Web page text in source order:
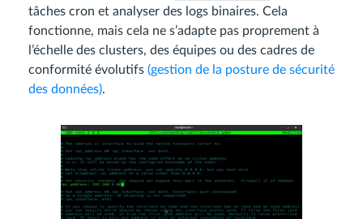
tâches cron et analyser des logs binaires. Cela
fonctionne, mais cela ne s’adapte pas proprement à
l’échelle des clusters, des équipes ou des cadres de
conformité évolutifs (gestion de la posture de sécurité
des données).